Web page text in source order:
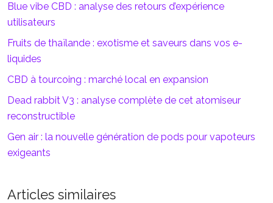
Blue vibe CBD : analyse des retours d’expérience
utilisateurs
Fruits de thaïlande : exotisme et saveurs dans vos e-
liquides
CBD à tourcoing : marché local en expansion
Dead rabbit V3 : analyse complète de cet atomiseur
reconstructible
Gen air : la nouvelle génération de pods pour vapoteurs
exigeants
Articles similaires